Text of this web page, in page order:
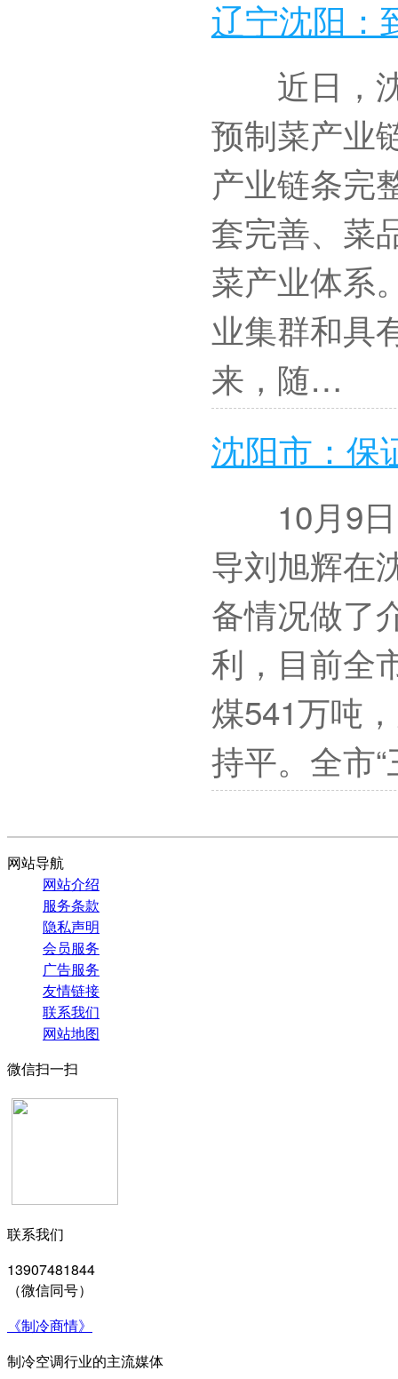
辽宁沈阳：
近日，沈
预制菜产业
产业链条完
套完善、菜
菜产业体系
业集群和
来，随…
沈阳市：保
10月9日
导刘旭辉在
备情况做
利，目前全
煤541万吨
持平。全市
网站导航
网站介绍
服务条款
隐私声明
会员服务
广告服务
友情链接
联系我们
网站地图
微信扫一扫
联系我们
13907481844
（微信同号）
《制冷商情》
制冷空调行业的主流媒体